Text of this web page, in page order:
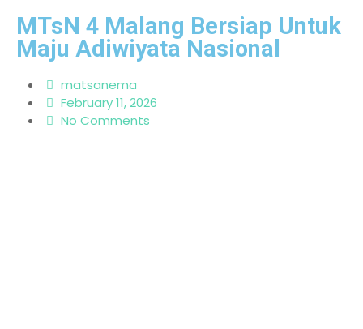
MTsN 4 Malang Bersiap Untuk
Maju Adiwiyata Nasional
matsanema
February 11, 2026
No Comments